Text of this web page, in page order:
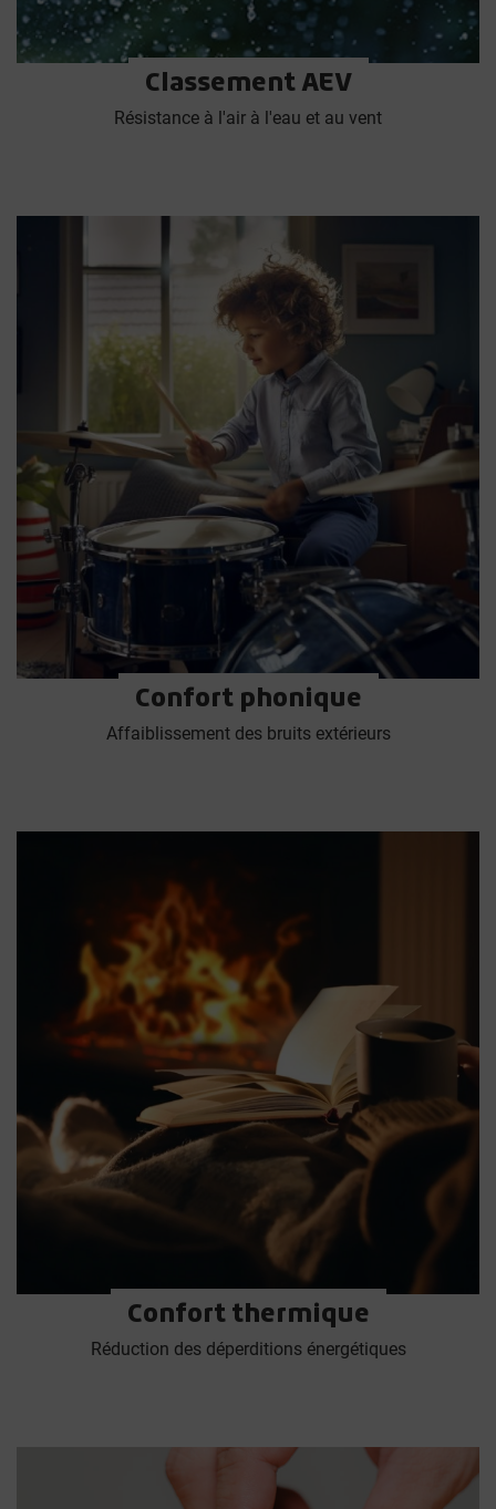
Résistance à l'air à l'eau et au vent
Classement AEV
Affaiblissement des bruits extérieurs
Confort phonique
Réduction des déperditions énergétiques
Confort thermique